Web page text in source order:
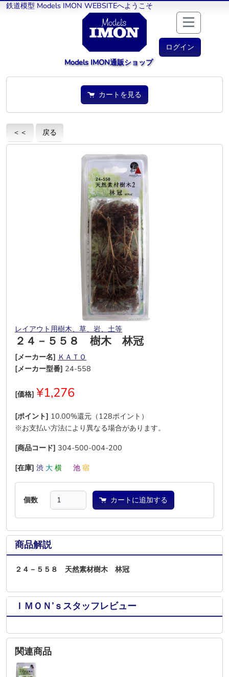
鉄道模型 Models IMON WEBSITEへようこそ
ログイン
Models IMON通販ショップ
カートを見る
＜＜ 戻る
レイアウト用樹木、草、岩、土等
２４－５５８ 樹木 林冠
[メーカー名] ＫＡＴＯ
[メーカー型番] 24-558
[価格] ¥1,276
[ポイント] 10.00%還元（128ポイント）
※お支払い方法により異なる場合があります。
[商品コード] 304-500-004-200
[在庫] 渋 大 横 池 宿
個数 カートに追加する
商品解説
２４－５５８ 天然素材樹木 林冠
ＩＭＯＮ’ｓスタッフレビュー
関連商品